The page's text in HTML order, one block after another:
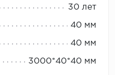
30 лет
40 мм
40 мм
3000*40*40 мм